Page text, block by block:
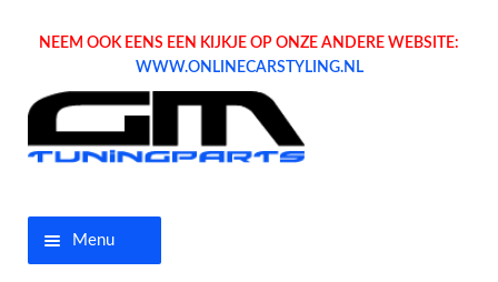
NEEM OOK EENS EEN KIJKJE OP ONZE ANDERE WEBSITE:
WWW.ONLINECARSTYLING.NL
Menu